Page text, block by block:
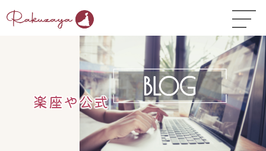
TOP
はじめての方へ
コース料金
よくある質問
お悩み温活ガイド▼
楽座や公式